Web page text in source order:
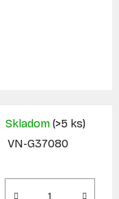
Skladom (>5 ks)
VN-G37080